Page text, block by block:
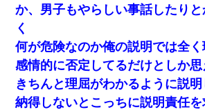
か、男子もやらしい事話したり
く
何が危険なのか俺の説明では全く
感情的に否定してるだけとしか思
きちんと理屈がわかるように説
納得しないとこっちに説明責任